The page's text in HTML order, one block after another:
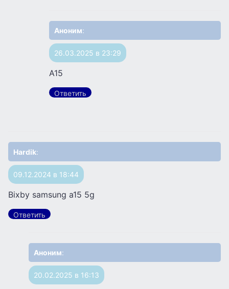
Аноним:
26.03.2025 в 23:29
A15
Ответить
Hardik:
09.12.2024 в 18:44
Bixby samsung a15 5g
Ответить
Аноним:
20.02.2025 в 16:13